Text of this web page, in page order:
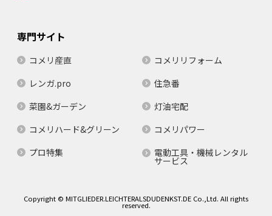
専門サイト
コメリ産直
コメリリフォーム
レンガ.pro
住急番
菜園&ガーデン
灯油宅配
コメリハード&グリーン
コメリパワー
プロ特集
電動工具・機械レンタル
サービス
Copyright © MITGLIEDER.LEICHTERALSDUDENKST.DE Co.,Ltd. All rights
reserved.